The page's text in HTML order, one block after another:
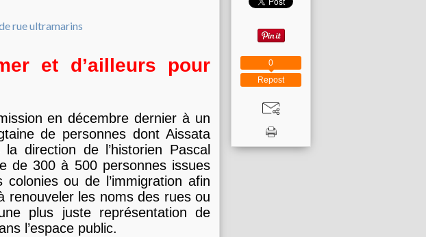
et d’ailleurs pour
en décembre dernier à un
de personnes dont Aissata
direction de l’historien Pascal
de 300 à 500 personnes issues
ou de l’immigration afin
renouveler les noms des rues ou
plus juste représentation de
l’espace public.
Repost
0